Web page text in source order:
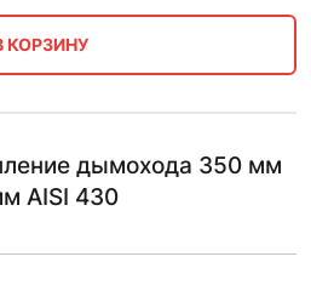
КОРЗИНУ
дымохода 350 мм
AISI 430